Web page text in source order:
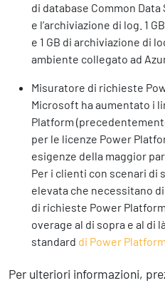
di database Common
e l’archiviazione di log. 1
e 1 GB di archiviazione di
ambiente collegato ad
Misuratore di richieste
Microsoft ha aumentato i
Platform
per le licenze Power
esigenze della maggior
Per i clienti con scenari di
elevata che necessitano
di richieste Power
overage al di sopra e al di
standard di Power Platform.
Per ulteriori informazioni,